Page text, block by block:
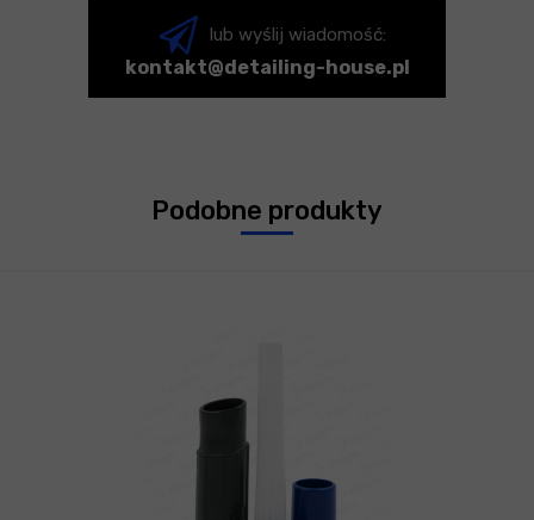
lub wyślij wiadomość:
kontakt@detailing-house.pl
Podobne produkty